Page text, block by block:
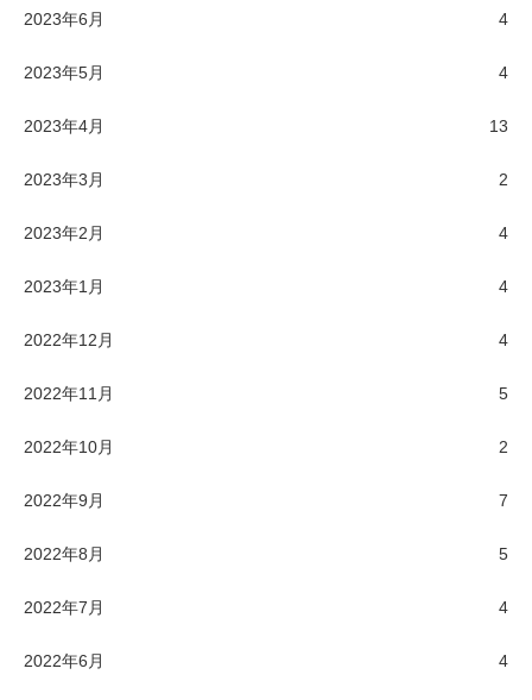
2023年6月 4
2023年5月 4
2023年4月 13
2023年3月 2
2023年2月 4
2023年1月 4
2022年12月 4
2022年11月 5
2022年10月 2
2022年9月 7
2022年8月 5
2022年7月 4
2022年6月 4